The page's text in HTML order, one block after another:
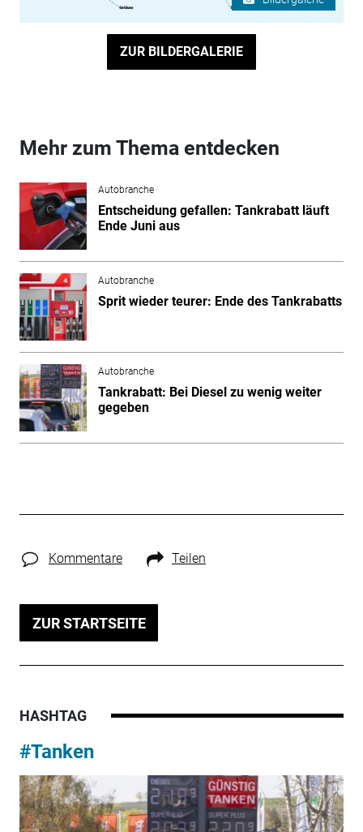
ZUR BILDERGALERIE
Mehr zum Thema entdecken
Autobranche
Entscheidung gefallen: Tankrabatt läuft
Ende Juni aus
Autobranche
Sprit wieder teurer: Ende des Tankrabatts
Autobranche
Tankrabatt: Bei Diesel zu wenig weiter
gegeben
Kommentare Teilen
ZUR STARTSEITE
HASHTAG
#Tanken